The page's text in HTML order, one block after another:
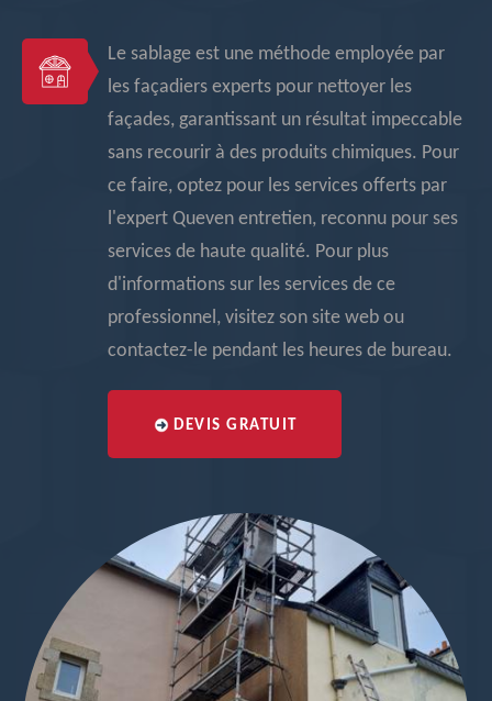
Le sablage est une méthode employée par
les façadiers experts pour nettoyer les
façades, garantissant un résultat impeccable
sans recourir à des produits chimiques. Pour
ce faire, optez pour les services offerts par
l'expert Queven entretien, reconnu pour ses
services de haute qualité. Pour plus
d'informations sur les services de ce
professionnel, visitez son site web ou
contactez-le pendant les heures de bureau.
DEVIS GRATUIT